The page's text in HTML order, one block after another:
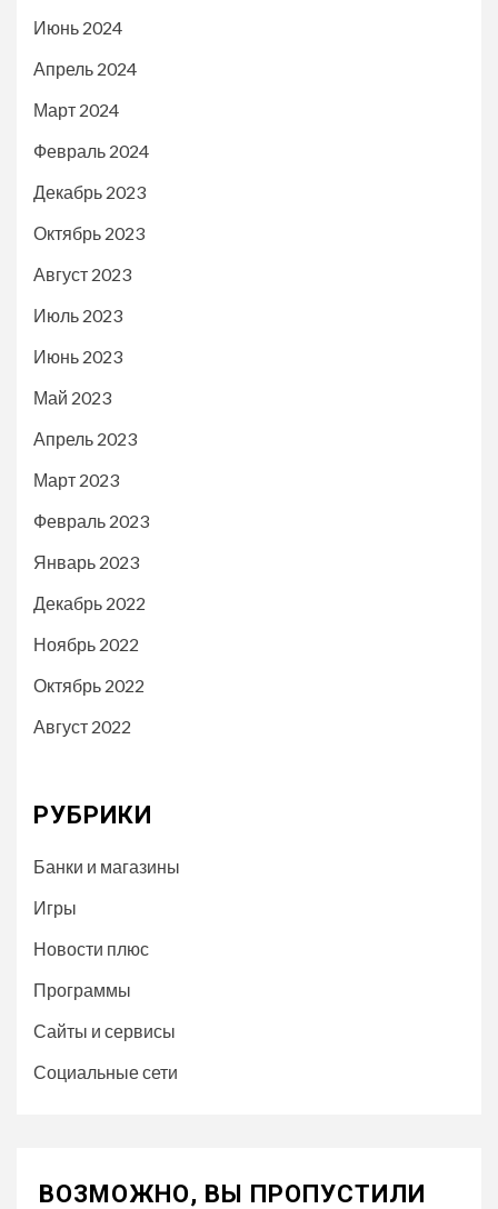
Июнь 2024
Апрель 2024
Март 2024
Февраль 2024
Декабрь 2023
Октябрь 2023
Август 2023
Июль 2023
Июнь 2023
Май 2023
Апрель 2023
Март 2023
Февраль 2023
Январь 2023
Декабрь 2022
Ноябрь 2022
Октябрь 2022
Август 2022
РУБРИКИ
Банки и магазины
Игры
Новости плюс
Программы
Сайты и сервисы
Социальные сети
ВОЗМОЖНО, ВЫ ПРОПУСТИЛИ